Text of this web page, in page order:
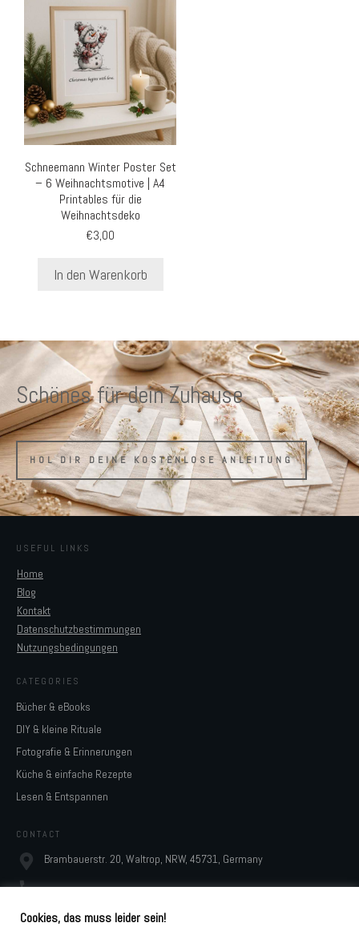
Schneemann Winter Poster Set
– 6 Weihnachtsmotive | A4
Printables für die
Weihnachtsdeko
€3,00
In den Warenkorb
Schönes für dein Zuhause
HOL DIR DEINE KOSTENLOSE ANLEITUNG
USEFUL LINKS
Home
Blog
Kontakt
Datenschutzbestimmungen
Nutzungsbedingungen
CATEGORIES
Bücher & eBooks
DIY & kleine Rituale
Fotografie & Erinnerungen
Küche & einfache Rezepte
Lesen & Entspannen
CONTACT
Brambauerstr. 20, Waltrop, NRW, 45731, Germany
monja@digidesignresort.de
Cookies, das muss leider sein!